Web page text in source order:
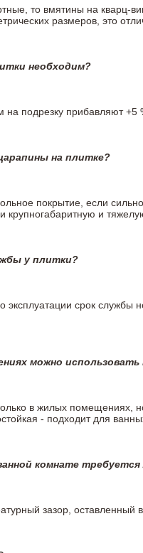
то вмятины на кварц-
размеров, это
необходим?
подрезку прибавляют +5
на плитке?
покрытие, если
крупногабаритную и
у плитки?
эксплуатации срок
можно
в жилых помещениях,
- подходит для
комнате
зазор,